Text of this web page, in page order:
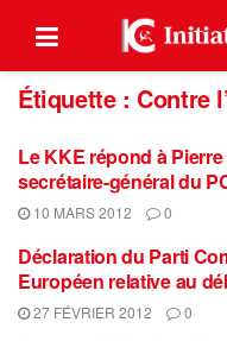
Étiquette : Contre
Le KKE répond à
secrétaire-général du
10 MARS 2012 0
Déclaration du Parti
Européen relative au
27 FÉVRIER 2012 0